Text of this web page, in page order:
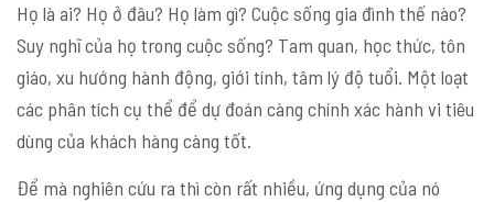
Họ là ai? Họ ở đâu? Họ làm gì? Cuộc sống gia đình thế nào?
Suy nghĩ của họ trong cuộc sống? Tam quan, học thức, tôn
giáo, xu hướng hành động, giới tính, tâm lý độ tuổi. Một loạt
các phân tích cụ thể để dự đoán càng chính xác hành vi tiêu
dùng của khách hàng càng tốt.
Để mà nghiên cứu ra thì còn rất nhiều, ứng dụng của nó